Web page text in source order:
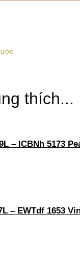
thích...
– ICBNh 5173
– EWTdf 1653